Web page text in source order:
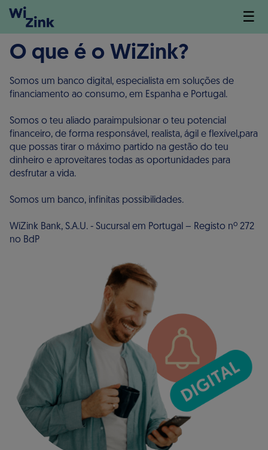
☰
O que é o WiZink?
Somos um banco digital, especialista em soluções de
financiamento ao consumo, em Espanha e Portugal.
Somos o teu aliado paraimpulsionar o teu potencial
financeiro, de forma responsável, realista, ágil e flexível,para
que possas tirar o máximo partido na gestão do teu
dinheiro e aproveitares todas as oportunidades para
desfrutar a vida.
Somos um banco, infinitas possibilidades.
WiZink Bank, S.A.U. - Sucursal em Portugal – Registo nº 272
no BdP